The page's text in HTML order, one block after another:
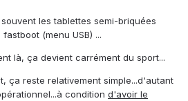
les tablettes semi-briquées
(menu USB) ...
là, ça devient carrément du sport...
ça reste relativement simple...d'autant
condition d'avoir le